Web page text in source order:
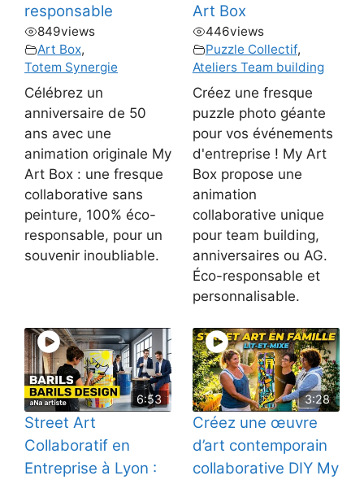
responsable
849views
Art Box,
Totem Synergie
Célébrez un
anniversaire de 50
ans avec une
animation originale My
Art Box : une fresque
collaborative sans
peinture, 100% éco-
responsable, pour un
souvenir inoubliable.
Art Box
446views
Puzzle Collectif,
Ateliers Team building
Créez une fresque
puzzle photo géante
pour vos événements
d'entreprise ! My Art
Box propose une
animation
collaborative unique
pour team building,
anniversaires ou AG.
Éco-responsable et
personnalisable.
6:53
Street Art
Collaboratif en
Entreprise à Lyon :
3:28
Créez une œuvre
d’art contemporain
collaborative DIY My